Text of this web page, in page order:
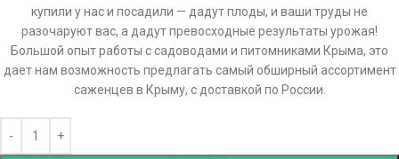
купили у нас и посадили — дадут плоды, и ваши труды не
разочаруют вас, а дадут превосходные результаты урожая!
Большой опыт работы с садоводами и питомниками Крыма, это
дает нам возможность предлагать самый обширный ассортимент
саженцев в Крыму, с доставкой по России.